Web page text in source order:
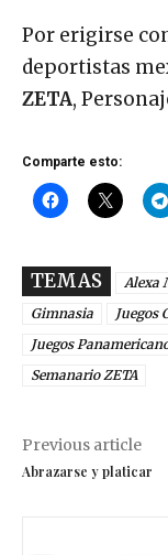
Por erigirse
deportistas
ZETA,
Comparte esto:
TEMAS Alexa
Gimnasia
Juegos
Juegos
Semanario ZETA
Previous article
Abrazarse y platicar